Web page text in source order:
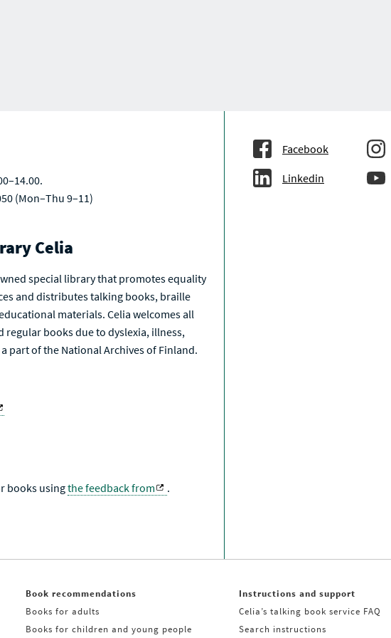
(Mon–Thu 9–11)
Celia
special library that promotes equality
and distributes talking books, braille
materials. Celia welcomes all
books due to dyslexia, illness,
part of the National Archives of Finland.
books usingthe feedback from .
Facebook
Linkedin
Book recommendations
Books for adults
Books for children and young people
Instructions and support
Celia’s talking book service FAQ
Search instructions